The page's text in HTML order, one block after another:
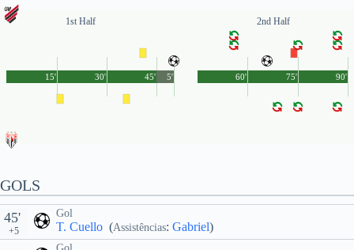
1st Half
45'
15' 30' 5'
2nd Half
90'
60' 75'
GOLS
Gol
T. Cuello (Assistências: Gabriel)
45'
+5